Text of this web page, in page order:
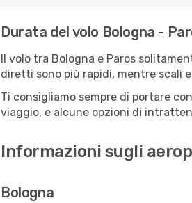
Durata del volo Bologna -
Il volo tra Bologna e Paros
diretti sono più rapidi, mentre scali
Ti consigliamo sempre di portare
viaggio, e alcune opzioni di
Informazioni sugli
Bologna